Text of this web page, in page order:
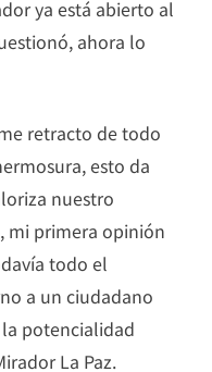
ya está abierto al
ahora lo
retracto de todo
esto da
nuestro
mi primera opinión
todo el
a un ciudadano
potencialidad
La Paz.